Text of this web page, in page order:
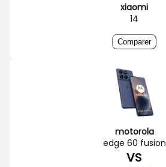
xiaomi
14
Comparer
motorola
edge 60 fusion
VS